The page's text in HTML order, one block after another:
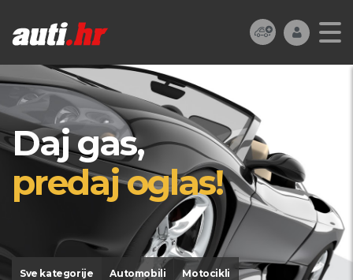
Daj gas,
predaj oglas!
Sve kategorije Automobili Motocikli